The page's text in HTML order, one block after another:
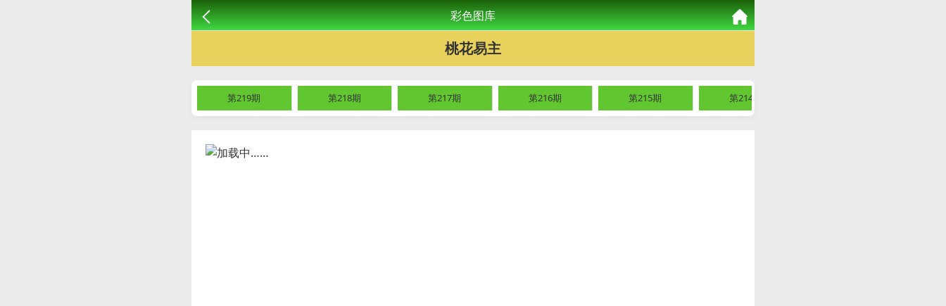
彩色图库
桃花易主
第219期 第218期 第217期 第216期 第215期 第214期